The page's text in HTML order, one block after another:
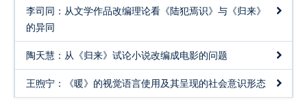
Join USAS
中国古代文学研究
中国现当代文学研究
李司同：从文学作品改编理论看《陆犯焉识》与《归来》
的异同
陶天慧：从《归来》试论小说改编成电影的问题
王煦宁：《暖》的视觉语言使用及其呈现的社会意识形态